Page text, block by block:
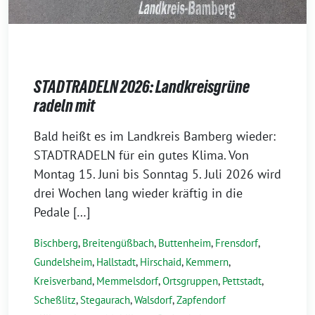
STADTRADELN 2026: Landkreisgrüne
radeln mit
3
0
.
A
p
i
l
2
0
Bald heißt es im Landkreis Bamberg wieder:
STADTRADELN für ein gutes Klima. Von
Montag 15. Juni bis Sonntag 5. Juli 2026 wird
drei Wochen lang wieder kräftig in die
Pedale […]
Bischberg, Breitengüßbach, Buttenheim, Frensdorf,
Gundelsheim, Hallstadt, Hirschaid, Kemmern,
Kreisverband, Memmelsdorf,Ortsgruppen, Pettstadt,
Scheßlitz,Stegaurach,Walsdorf,Zapfendorf